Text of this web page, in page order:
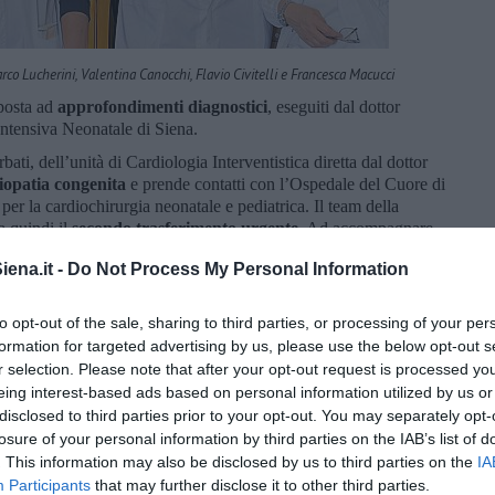
- Do Not Process My Personal Information
opt-out of the sale, sharing to third parties, or processing of your
for targeted advertising by us, please use the below opt-out
selection. Please note that after your opt-out request is processed
interest-based ads based on personal information utilized by us
to third parties prior to your opt-out. You may separately
of your personal information by third parties on the IAB’s list of
This information may also be disclosed by us to third parties on the
Participants that may further disclose it to other third parties.
Lucherini, Valentina Canocchi, Flavio Civitelli e Francesca Macucci
ad approfondimenti diagnostici, eseguiti dal dottor
Neonatale di Siena.
dell’unità di Cardiologia Interventistica diretta dal dottor
congenita e prende contatti con l’Ospedale del Cuore di
la cardiochirurgia neonatale e pediatrica. Il team della
quindi ilsecondo trasferimento urgente. Ad accompagnare
Costanza Fommei, l’infermiera Rosita Galì e il
le sue condizioni sono stabili, ma gravissime. Gli accertamenti
un ritorno venoso polmonare totale anomalo con
circa un neonato ogni 10mila e che impedisce al sangue
Una condizione incompatibile con la vitasenza
preparata immediatamente per l’intervento.